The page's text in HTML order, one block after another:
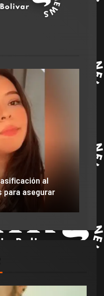
2 min de lectura
Efraín Juárez filtró
anuncio de llegada a